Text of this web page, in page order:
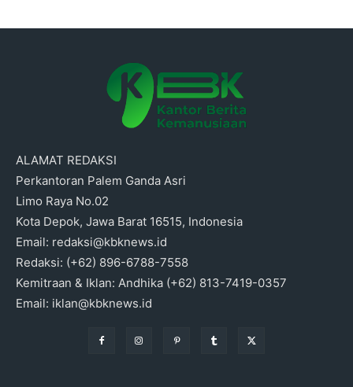
ALAMAT REDAKSI
Perkantoran Palem Ganda Asri
Limo Raya No.02
Kota Depok, Jawa Barat 16515, Indonesia
Email: redaksi@kbknews.id
Redaksi: (+62) 896-6788-7558
Kemitraan & Iklan: Andhika (+62) 813-7419-0357
Email: iklan@kbknews.id